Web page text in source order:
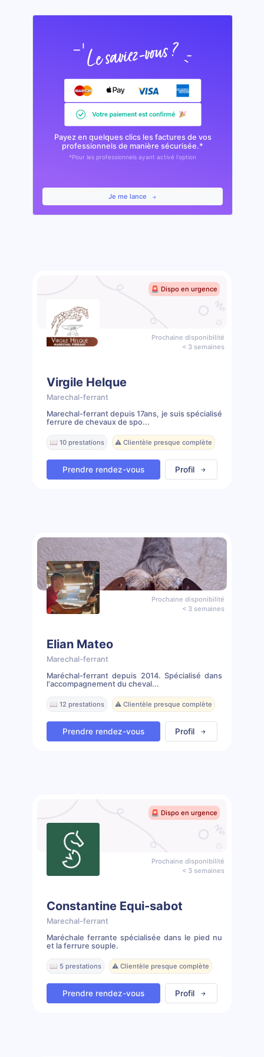
Payez en quelques clics les factures de vos
professionnels de manière sécurisée.*
*Pour les professionnels ayant activé l'option
Je me lance
🚨 Dispo en urgence
Prochaine disponibilité
< 3 semaines
Virgile Helque
Marechal-ferrant
Marechal-ferrant depuis 17ans, je suis spécialisé
ferrure de chevaux de spo...
📖 10 prestations ⚠️ Clientèle presque complète
Prendre rendez-vous Profil
Prochaine disponibilité
< 3 semaines
Elian Mateo
Marechal-ferrant
Maréchal-ferrant depuis 2014. Spécialisé dans
l'accompagnement du cheval...
📖 12 prestations ⚠️ Clientèle presque complète
Prendre rendez-vous Profil
🚨 Dispo en urgence
Prochaine disponibilité
< 3 semaines
Constantine Equi-sabot
Marechal-ferrant
Maréchale ferrante spécialisée dans le pied nu
et la ferrure souple.
📖 5 prestations ⚠️ Clientèle presque complète
Prendre rendez-vous Profil